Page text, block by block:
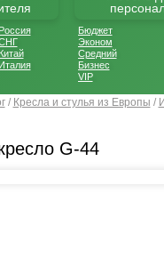
Россия
Китай
Италия
Бюджет
Эконом
Средний
Бизнес
VIP
/ Кресла и стулья из Европы /
G-44